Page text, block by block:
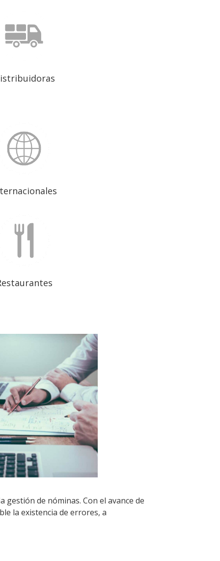
gestión de nóminas. Con el avance de
la existencia de errores, a